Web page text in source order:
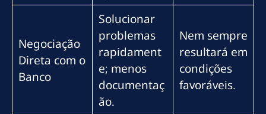
Negociação
Direta com o
Banco
Solucionar
problemas
rapidament
e; menos
documentaç
ão.
Nem sempre
resultará em
condições
favoráveis.